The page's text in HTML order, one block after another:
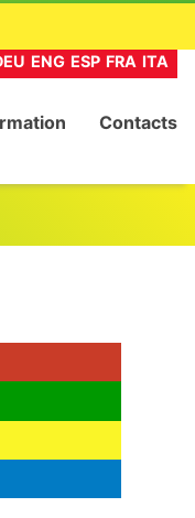
ENG ESP FRA ITA
Contacts